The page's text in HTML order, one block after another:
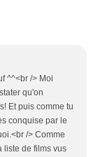
^^<br /> Moi
qu'on
Et puis comme tu
conquise par le
/> Comme
liste de films vus